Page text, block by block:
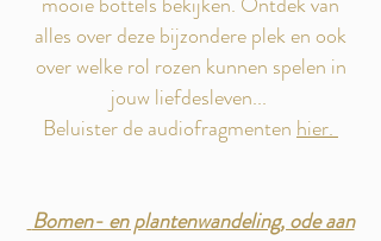
alles over deze bijzondere plek en ook
over welke rol rozen kunnen spelen in
jouw liefdesleven...
Beluister de audiofragmenten hier.
Bomen- en plantenwandeling, ode aan